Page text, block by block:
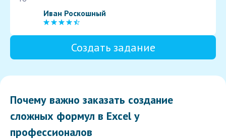
Иван Роскошный
Создать задание
Почему важно заказать создание
сложных формул в Excel у
профессионалов